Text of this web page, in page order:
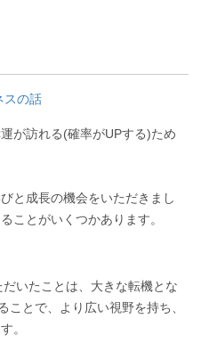
スの話
が訪れる(確率がUPする)ため
と成長の機会をいただきまし
ことがいくつかあります。
いたことは、大きな転機とな
とで、より広い視野を持ち、
。